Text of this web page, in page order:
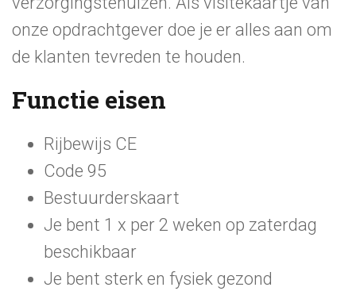
onze opdrachtgever doe je er alles aan om
de klanten tevreden te houden.
Functie eisen
Rijbewijs CE
Code 95
Bestuurderskaart
Je bent 1 x per 2 weken op zaterdag
beschikbaar
Je bent sterk en fysiek gezond